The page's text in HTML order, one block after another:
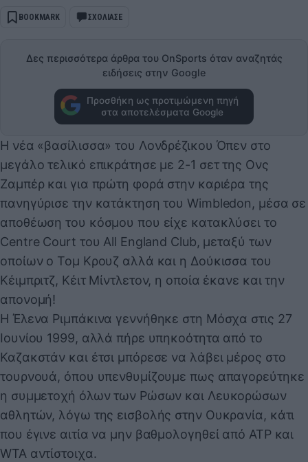
BOOKMARK ΣΧΟΛΙΑΣΕ
Δες περισσότερα άρθρα του OnSports όταν αναζητάς
ειδήσεις στην Google
Προσθήκη ως προτιμώμενη πηγή
στα αποτελέσματα Google
Η νέα «βασίλισσα» του Λονδρέζικου Όπεν στο
μεγάλο τελικό επικράτησε με 2-1 σετ της Ονς
Ζαμπέρ και για πρώτη φορά στην καριέρα της
πανηγύρισε την κατάκτηση του Wimbledon, μέσα σε
αποθέωση του κόσμου που είχε κατακλύσει το
Centre Court του All England Club, μεταξύ των
οποίων ο Τομ Κρουζ αλλά και η Δούκισσα του
Κέιμπριτζ, Κέιτ Μίντλετον, η οποία έκανε και την
απονομή!
Η Έλενα Ριμπάκινα γεννήθηκε στη Μόσχα στις 27
Ιουνίου 1999, αλλά πήρε υπηκοότητα από το
Καζακστάν και έτσι μπόρεσε να λάβει μέρος στο
τουρνουά, όπου υπενθυμίζουμε πως απαγορεύτηκε
η συμμετοχή όλων των Ρώσων και Λευκορώσων
αθλητών, λόγω της εισβολής στην Ουκρανία, κάτι
που έγινε αιτία να μην βαθμολογηθεί από ATP και
WTA αντίστοιχα.